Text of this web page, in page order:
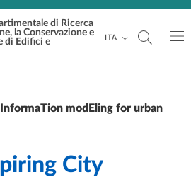
di Ricerca
la Conservazione e
di Edifici e
ITA
InformaTion modEling for urban
City